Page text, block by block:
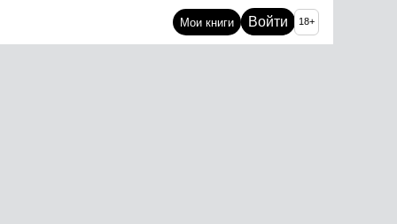
Мои книги Войти 18+